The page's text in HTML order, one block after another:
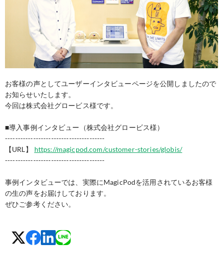
お客様の声としてユーザーインタビューページを公開しましたので
お知らせいたします。
今回は株式会社グロービス様です。
■導入事例インタビュー（株式会社グロービス様）
---------------------------------------
【URL】
https://magicpod.com/customer-stories/globis/
---------------------------------------
事例インタビューでは、実際にMagicPodを活用されているお客様
の生の声をお届けしております。
ぜひご参考ください。